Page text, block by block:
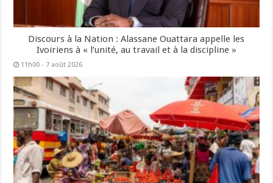
Discours à la Nation : Alassane Ouattara appelle les
Ivoiriens à « l’unité, au travail et à la discipline »
11h00 - 7 août 2026